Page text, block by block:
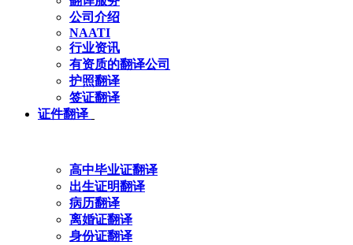
公司介绍
NAATI
行业资讯
有资质的翻译公司
护照翻译
签证翻译
证件翻译
高中毕业证翻译
出生证明翻译
病历翻译
离婚证翻译
身份证翻译